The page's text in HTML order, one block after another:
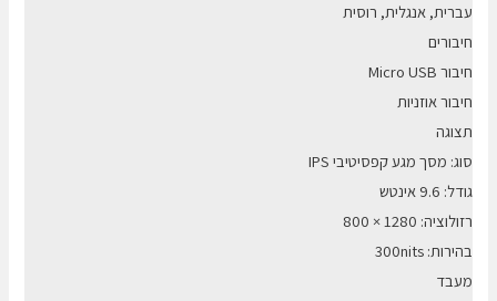
עברית, אנגלית, רוסית
חיבורים
חיבור Micro USB
חיבור אוזניות
תצוגה
סוג: מסך מגע קפסיטיבי IPS
גודל: 9.6 אינטש
רזולוציה: 1280 × 800
בהירות: 300nits
מעבד